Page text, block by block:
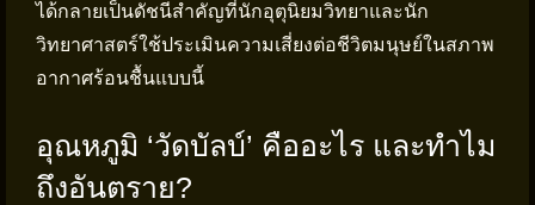
ได้กลายเป็นดัชนีสำคัญที่นักอุตุนิยมวิทยาและนัก
วิทยาศาสตร์ใช้ประเมินความเสี่ยงต่อชีวิตมนุษย์ในสภาพ
อากาศร้อนชื้นแบบนี้
อุณหภูมิ ‘วัดบัลบ์’ คืออะไร และทำไม
ถึงอันตราย?